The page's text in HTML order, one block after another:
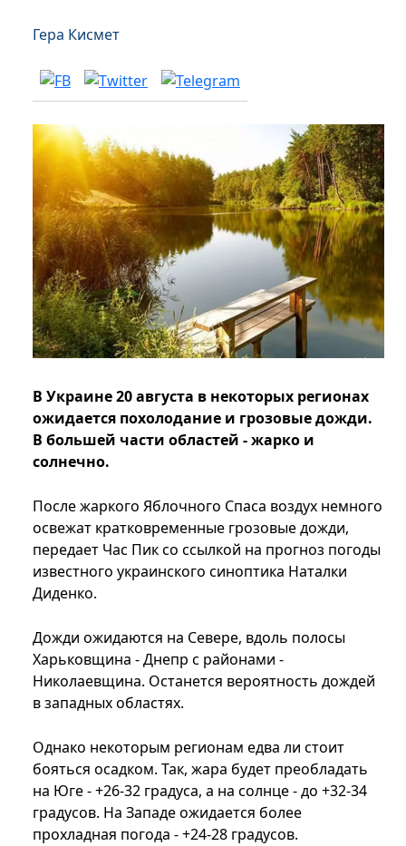
Гера Кисмет
В Украине 20 августа в некоторых регионах
ожидается похолодание и грозовые дожди.
В большей части областей - жарко и
солнечно.
После жаркого Яблочного Спаса воздух немного
освежат кратковременные грозовые дожди,
передает Час Пик со ссылкой на прогноз погоды
известного украинского синоптика Наталки
Диденко.
Дожди ожидаются на Севере, вдоль полосы
Харьковщина - Днепр с районами -
Николаевщина. Останется вероятность дождей
в западных областях.
Однако некоторым регионам едва ли стоит
бояться осадком. Так, жара будет преобладать
на Юге - +26-32 градуса, а на солнце - до +32-34
градусов. На Западе ожидается более
прохладная погода - +24-28 градусов.